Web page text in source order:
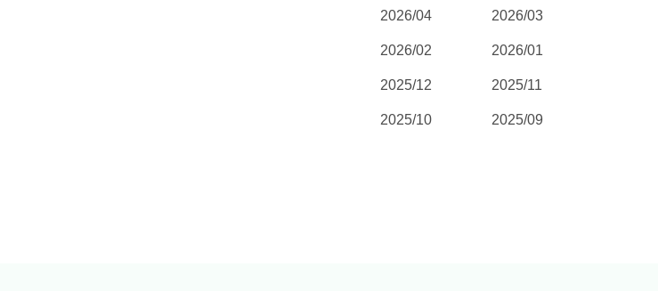
2026/04 2026/03
2026/02 2026/01
2025/12 2025/11
2025/10 2025/09